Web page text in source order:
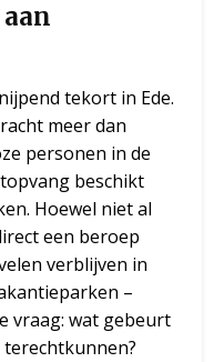
tekort in Ede.
meer dan
personen in de
beschikt
Hoewel niet al
een beroep
verblijven in
–
vraag: wat gebeurt